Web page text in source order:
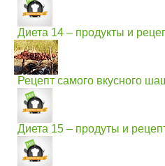
Диета 14 – продукты и
Рецепт самого вкусного
Диета 15 – продуты и